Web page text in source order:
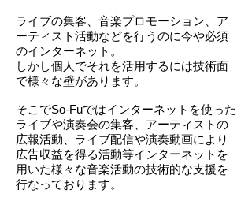
ライブの集客、音楽プロモーション、ア
ーティスト活動などを行うのに今や必須
のインターネット。
しかし個人でそれを活用するには技術面
で様々な壁があります。
そこでSo-Fuではインターネットを使った
ライブや演奏会の集客、アーティストの
広報活動、ライブ配信や演奏動画により
広告収益を得る活動等インターネットを
用いた様々な音楽活動の技術的な支援を
行なっております。